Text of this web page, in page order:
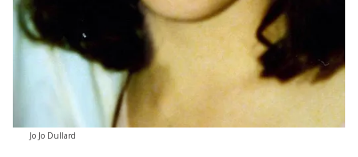
Jo Jo Dullard